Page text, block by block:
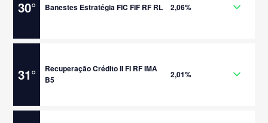
30° Banestes Estratégia FIC FIF RF RL 2,06%
31°
Recuperação Crédito II FI RF IMA
B5
2,01%